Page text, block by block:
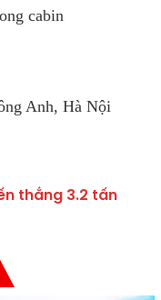
cabin
Anh, Hà Nội
thắng 3.2 tấn